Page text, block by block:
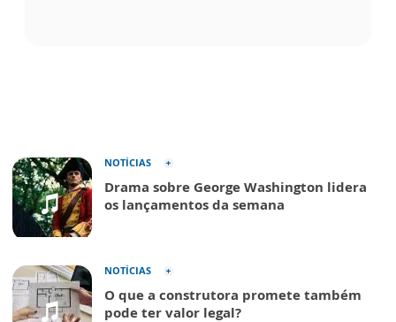
NOTÍCIAS
Drama sobre George Washington lidera
os lançamentos da semana
NOTÍCIAS
O que a construtora promete também
pode ter valor legal?